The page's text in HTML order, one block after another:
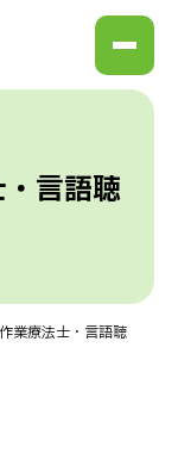
言語聴
業療法士・言語聴